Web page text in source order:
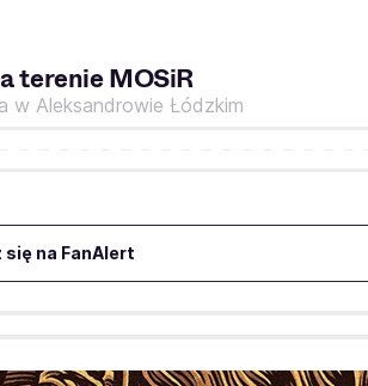
terenie MOSiR
w Aleksandrowie Łódzkim
się na FanAlert